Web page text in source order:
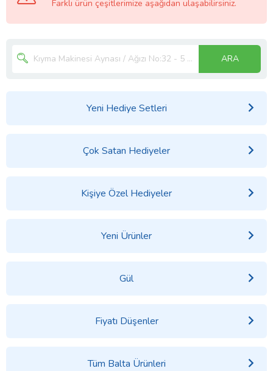
Farklı ürün çeşitlerimize aşağıdan ulaşabilirsiniz.
ARA
Yeni Hediye Setleri
Çok Satan Hediyeler
Kişiye Özel Hediyeler
Yeni Ürünler
Gül
Fiyatı Düşenler
Tüm Balta Ürünleri